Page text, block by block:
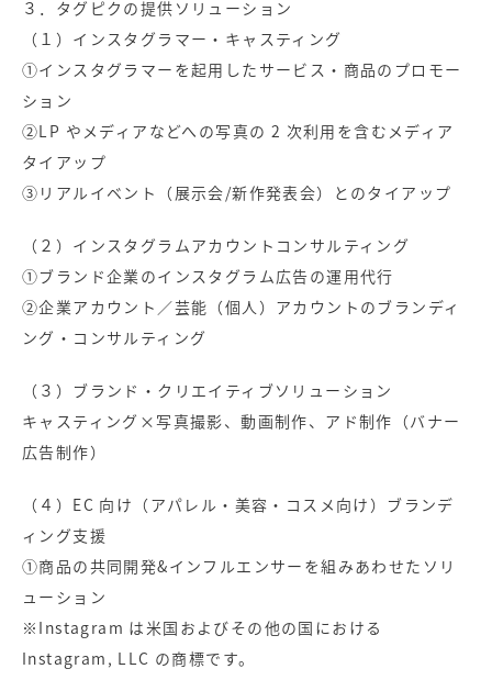
３．タグピクの提供ソリューション
（１）インスタグラマー・キャスティング
①インスタグラマーを起用したサービス・商品のプロモー
ション
②LP やメディアなどへの写真の 2 次利用を含むメディア
タイアップ
③リアルイベント（展示会/新作発表会）とのタイアップ
（２）インスタグラムアカウントコンサルティング
①ブランド企業のインスタグラム広告の運用代行
②企業アカウント／芸能（個人）アカウントのブランディ
ング・コンサルティング
（３）ブランド・クリエイティブソリューション
キャスティング×写真撮影、動画制作、アド制作（バナー
広告制作）
（４）EC 向け（アパレル・美容・コスメ向け）ブランデ
ィング支援
①商品の共同開発&インフルエンサーを組みあわせたソリ
ューション
※Instagram は米国およびその他の国における
Instagram, LLC の商標です。